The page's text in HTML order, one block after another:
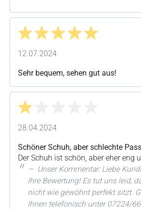
Bewertung mit 5 von 5 Sternen
12.07.2024
Sehr bequem, sehen gut aus!
Bewertung mit 1 von 5 Sternen
28.04.2024
Schöner Schuh, aber schlechte
Der Schuh ist schön, aber eher eng
Unser Kommentar: Liebe
Ihre Bewertung! Es tut uns leid,
nicht wie gewöhnt perfekt sitzt.
Ihnen telefonisch unter 07224/